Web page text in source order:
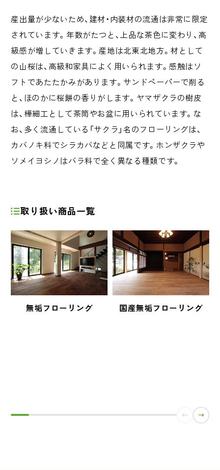
産出量が少ないため、建材・内装材の流通は非常に限定
されています。年数がたつと、上品な茶色に変わり、高
級感が増していきます。産地は北東北地方。材として
の山桜は、高級和家具によく用いられます。感触はソ
フトであたたかみがあります。サンドペーパーで削る
と、ほのかに桜餅の香りがします。ヤマザクラの樹皮
は、樺細工として茶筒やお盆に用いられています。な
お、多く流通している「サクラ」名のフローリングは、
カバノキ科でシラカバなどと同属です。ホンザクラや
ソメイヨシノはバラ科で全く異なる種類です。
取り扱い商品一覧
無垢フローリング 国産無垢フローリング